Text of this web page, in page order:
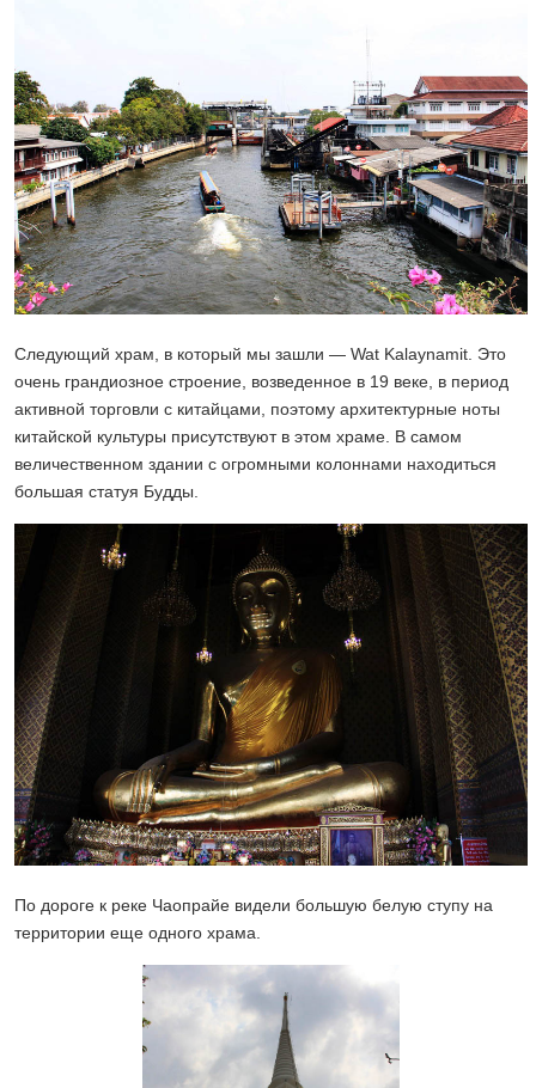
Следующий храм, в который мы зашли — Wat Kalaynamit. Это
очень грандиозное строение, возведенное в 19 веке, в период
активной торговли с китайцами, поэтому архитектурные ноты
китайской культуры присутствуют в этом храме. В самом
величественном здании с огромными колоннами находиться
большая статуя Будды.
По дороге к реке Чаопрайе видели большую белую ступу на
территории еще одного храма.